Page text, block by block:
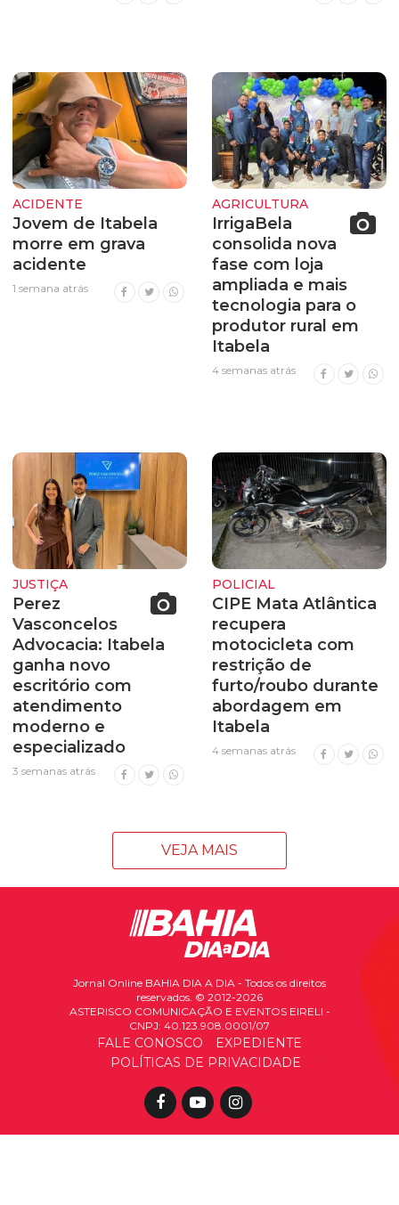
ACIDENTE
Jovem de Itabela
morre em grava
acidente
1 semana atrás
AGRICULTURA
IrrigaBela
consolida nova
fase com loja
ampliada e mais
tecnologia para o
produtor rural em
Itabela
4 semanas atrás
JUSTIÇA
Perez
Vasconcelos
Advocacia: Itabela
ganha novo
escritório com
atendimento
moderno e
especializado
3 semanas atrás
POLICIAL
CIPE Mata Atlântica
recupera
motocicleta com
restrição de
furto/roubo durante
abordagem em
Itabela
4 semanas atrás
VEJA MAIS
Jornal Online BAHIA DIA A DIA - Todos os direitos
reservados. © 2012-2026
ASTERISCO COMUNICAÇÃO E EVENTOS EIRELI -
CNPJ: 40.123.908.0001/07
FALE CONOSCO
EXPEDIENTE
POLÍTICAS DE PRIVACIDADE